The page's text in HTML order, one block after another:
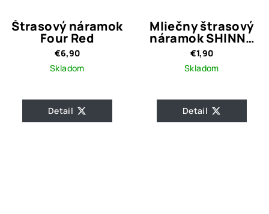
Štrasový náramok
Four Red
€6,90
Skladom
Detail
Mliečny štrasový
náramok SHINNY
SEI
€1,90
Skladom
Detail